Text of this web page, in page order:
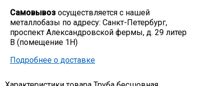
Самовывоз осуществляется с нашей
металлобазы по адресу: Санкт-Петербург,
проспект Александровской фермы, д. 29 литер
В (помещение 1Н)
Подробнее о доставке